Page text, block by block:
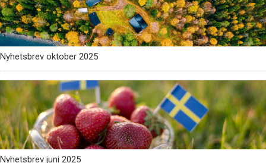
Nyhetsbrev oktober 2025
Nyhetsbrev juni 2025